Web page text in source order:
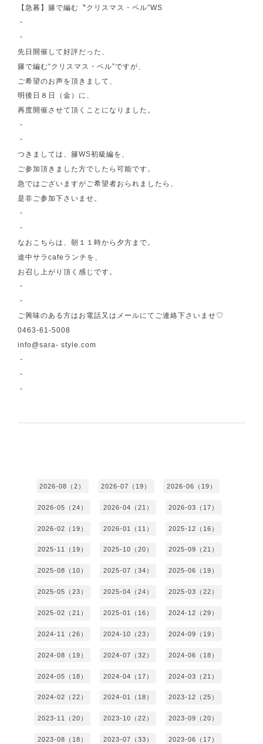
【急募】籐で編む〝クリスマス・ベル″WS
・
・
先日開催して好評だった、
籐で編む“クリスマス・ベル”ですが、
ご希望のお声を頂きまして、
明後日８日（金）に、
再度開催させて頂くことになりました。
・
・
つきましては、籐WS初級編を、
ご参加頂きました方でしたら可能です。
急ではございますがご希望者おられましたら、
是非ご参加下さいませ。
・
・
なおこちらは、朝１１時から夕方まで。
途中サラcafeランチを、
お召し上がり頂く感じです。
・
・
ご興味のある方はお電話又はメールにてご連絡下さいませ♡
0463-61-5008
info@sara- style.com
・
・
・
2026-08（2） 2026-07（19） 2026-06（19）
2026-05（24） 2026-04（21） 2026-03（17）
2026-02（19） 2026-01（11） 2025-12（16）
2025-11（19） 2025-10（20） 2025-09（21）
2025-08（10） 2025-07（34） 2025-06（19）
2025-05（23） 2025-04（24） 2025-03（22）
2025-02（21） 2025-01（16） 2024-12（29）
2024-11（26） 2024-10（23） 2024-09（19）
2024-08（19） 2024-07（32） 2024-06（18）
2024-05（18） 2024-04（17） 2024-03（21）
2024-02（22） 2024-01（18） 2023-12（25）
2023-11（20） 2023-10（22） 2023-09（20）
2023-08（18） 2023-07（33） 2023-06（17）